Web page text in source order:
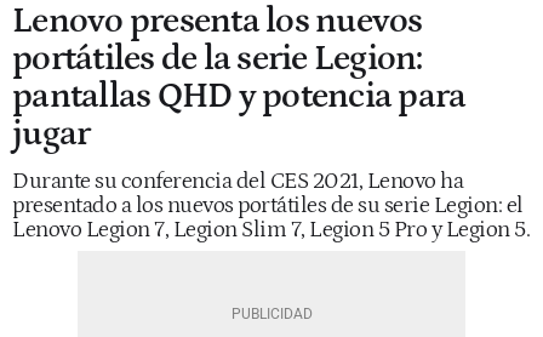
Lenovo presenta los nuevos
portátiles de la serie Legion:
pantallas QHD y potencia para
jugar
Durante su conferencia del CES 2021, Lenovo ha
presentado a los nuevos portátiles de su serie Legion: el
Lenovo Legion 7, Legion Slim 7, Legion 5 Pro y Legion 5.